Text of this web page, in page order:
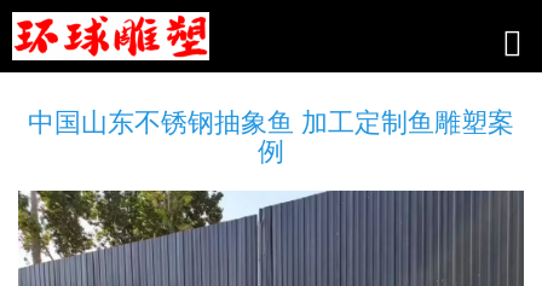
中国山东不锈钢抽象鱼 加工定制鱼雕塑案
例